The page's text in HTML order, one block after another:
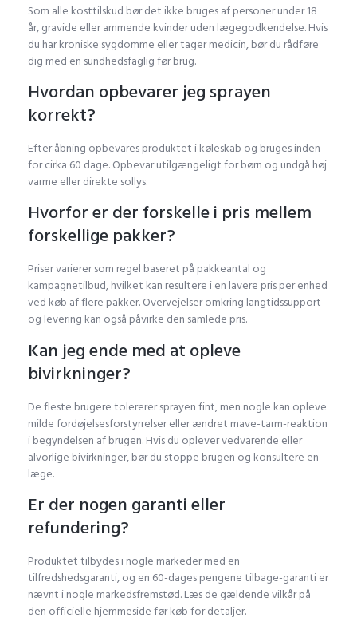
Som alle kosttilskud bør det ikke bruges af personer under 18
år, gravide eller ammende kvinder uden lægegodkendelse. Hvis
du har kroniske sygdomme eller tager medicin, bør du rådføre
dig med en sundhedsfaglig før brug.
Hvordan opbevarer jeg sprayen
korrekt?
Efter åbning opbevares produktet i køleskab og bruges inden
for cirka 60 dage. Opbevar utilgængeligt for børn og undgå høj
varme eller direkte sollys.
Hvorfor er der forskelle i pris mellem
forskellige pakker?
Priser varierer som regel baseret på pakkeantal og
kampagnetilbud, hvilket kan resultere i en lavere pris per enhed
ved køb af flere pakker. Overvejelser omkring langtidssupport
og levering kan også påvirke den samlede pris.
Kan jeg ende med at opleve
bivirkninger?
De fleste brugere tolererer sprayen fint, men nogle kan opleve
milde fordøjelsesforstyrrelser eller ændret mave-tarm-reaktion
i begyndelsen af brugen. Hvis du oplever vedvarende eller
alvorlige bivirkninger, bør du stoppe brugen og konsultere en
læge.
Er der nogen garanti eller
refundering?
Produktet tilbydes i nogle markeder med en
tilfredshedsgaranti, og en 60-dages pengene tilbage-garanti er
nævnt i nogle markedsfremstød. Læs de gældende vilkår på
den officielle hjemmeside før køb for detaljer.